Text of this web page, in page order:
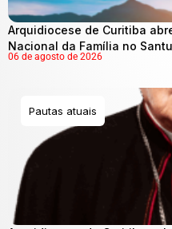
Arquidiocese de Curitiba
Nacional da Família no
06 de agosto de 2026
Pautas atuais